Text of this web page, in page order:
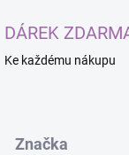
DÁREK
Ke každému nákupu
Značka